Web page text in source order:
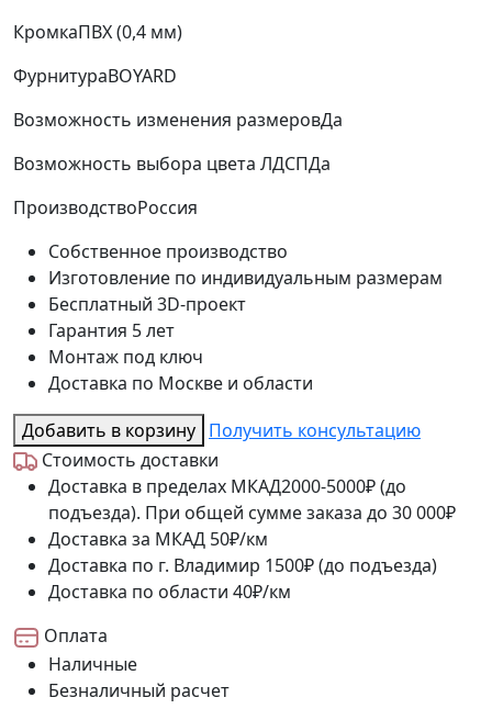
КромкаПВХ (0,4 мм)
ФурнитураBOYARD
Возможность изменения размеровДа
Возможность выбора цвета ЛДСПДа
ПроизводствоРоссия
Собственное производство
Изготовление по индивидуальным размерам
Бесплатный 3D-проект
Гарантия 5 лет
Монтаж под ключ
Доставка по Москве и области
Добавить в корзину Получить консультацию
Стоимость доставки
Доставка в пределах МКАД2000-5000₽ (до
подъезда). При общей сумме заказа до 30 000₽
Доставка за МКАД 50₽/км
Доставка по г. Владимир 1500₽ (до подъезда)
Доставка по области 40₽/км
Оплата
Наличные
Безналичный расчет